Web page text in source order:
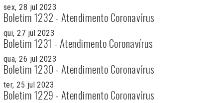
sex, 28 jul 2023
Boletim 1232 - Atendimento Coronavírus
qui, 27 jul 2023
Boletim 1231 - Atendimento Coronavírus
qua, 26 jul 2023
Boletim 1230 - Atendimento Coronavírus
ter, 25 jul 2023
Boletim 1229 - Atendimento Coronavírus